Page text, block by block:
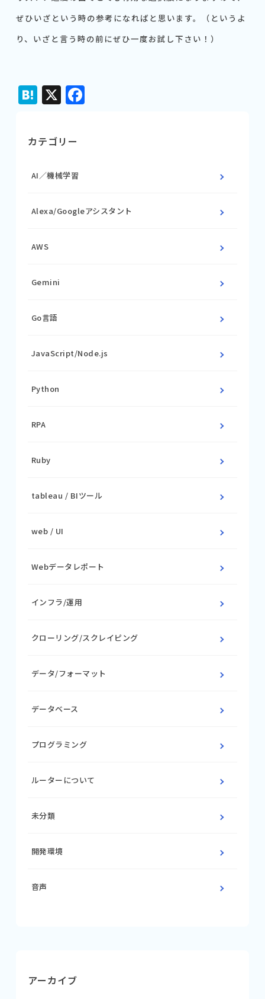
ぜひいざという時の参考になればと思います。（というよ
り、いざと言う時の前にぜひ一度お試し下さい！）
Hatena
X Facebook
カテゴリー
AI／機械学習
Alexa/Googleアシスタント
AWS
Gemini
Go言語
JavaScript/Node.js
Python
RPA
Ruby
tableau / BIツール
web / UI
Webデータレポート
インフラ/運用
クローリング/スクレイピング
データ/フォーマット
データベース
プログラミング
ルーターについて
未分類
開発環境
音声
アーカイブ